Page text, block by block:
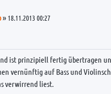
» 18.11.2013 00:27
ist prinzipiell fertig übertragen
vernünftig auf Bass und
verwirrend liest.